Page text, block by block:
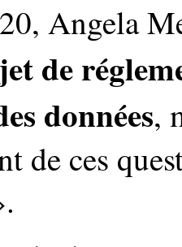
Angela
de
données,
de ces